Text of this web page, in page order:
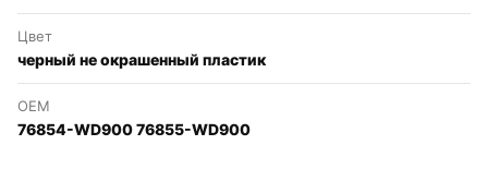
Цвет
черный не окрашенный пластик
OEM
76854-WD900 76855-WD900